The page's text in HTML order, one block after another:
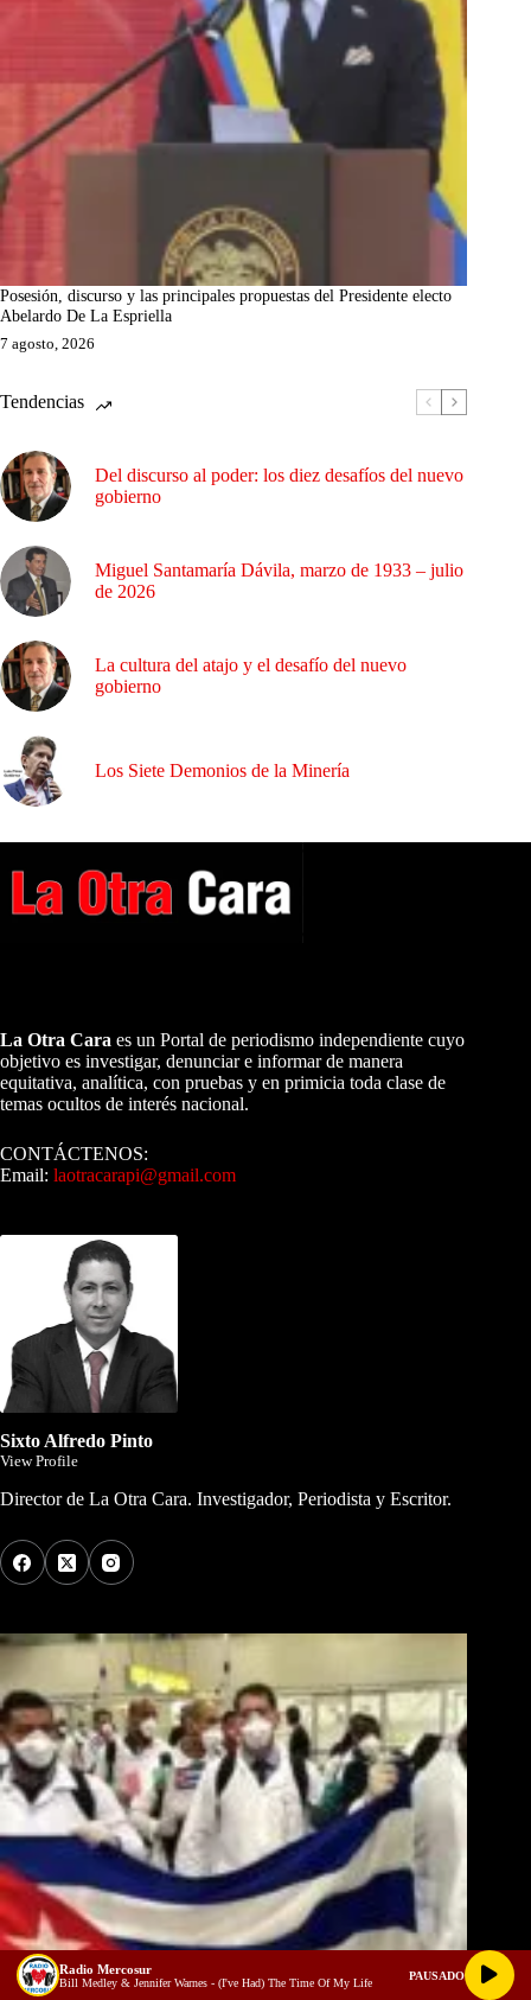
Posesión, discurso y las principales propuestas del Presidente electo
Abelardo De La Espriella
7 agosto, 2026
Tendencias
Del discurso al poder: los diez desafíos del nuevo
gobierno
Miguel Santamaría Dávila, marzo de 1933 – julio
de 2026
La cultura del atajo y el desafío del nuevo
gobierno
Los Siete Demonios de la Minería
La Otra Cara es un Portal de periodismo independiente cuyo
objetivo es investigar, denunciar e informar de manera
equitativa, analítica, con pruebas y en primicia toda clase de
temas ocultos de interés nacional.
CONTÁCTENOS:
Email: laotracarapi@gmail.com
Sixto Alfredo Pinto
View Profile
Director de La Otra Cara. Investigador, Periodista y Escritor.
Radio Mercosur
Bill Medley & Jennifer Warnes - (I've Had) The Time Of My Life
PAUSADO